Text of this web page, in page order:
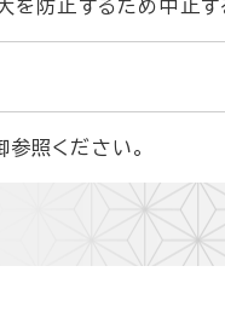
防止するため中止す
照ください。